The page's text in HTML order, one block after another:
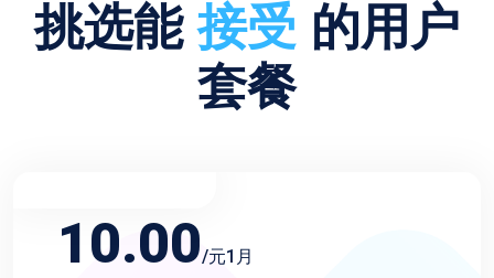
挑选能接受 的用户
套餐
10.00/元1月